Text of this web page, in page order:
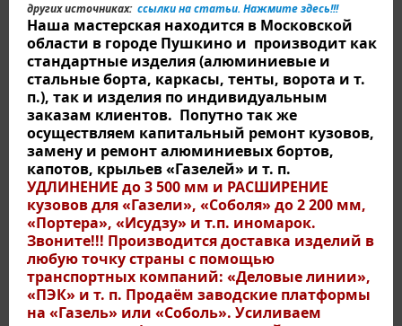
других источниках: ссылки на статьи. Нажмите здесь!!!
Наша мастерская находится в Московской
области в городе Пушкино и производит как
стандартные изделия (алюминиевые и
стальные борта, каркасы, тенты, ворота и т.
п.), так и изделия по индивидуальным
заказам клиентов. Попутно так же
осуществляем капитальный ремонт кузовов,
замену и ремонт алюминиевых бортов,
капотов, крыльев «Газелей» и т. п.
УДЛИНЕНИЕ до 3 500 мм и РАСШИРЕНИЕ
кузовов для «Газели», «Соболя» до 2 200 мм,
«Портера», «Исудзу» и т.п. иномарок.
Звоните!!! Производится доставка изделий в
любую точку страны с помощью
транспортных компаний: «Деловые линии»,
«ПЭК» и т. п. Продаём заводские платформы
на «Газель» или «Соболь». Усиливаем